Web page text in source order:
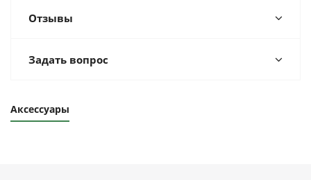
Отзывы
Задать вопрос
Аксессуары